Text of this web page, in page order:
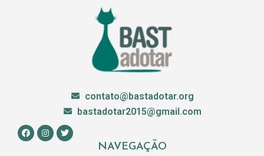
contato@bastadotar.org
bastadotar2015@gmail.com
NAVEGAÇÃO